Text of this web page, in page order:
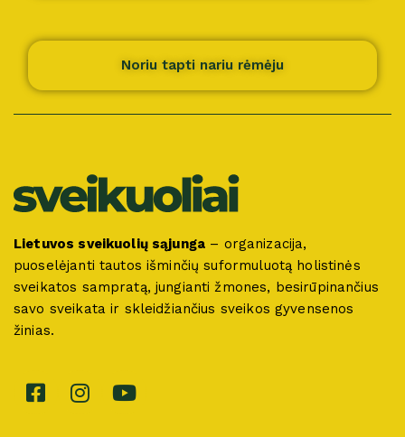
Noriu tapti nariu rėmėju
Lietuvos sveikuolių sąjunga – organizacija,
puoselėjanti tautos išminčių suformuluotą holistinės
sveikatos sampratą, jungianti žmones, besirūpinančius
savo sveikata ir skleidžiančius sveikos gyvensenos
žinias.